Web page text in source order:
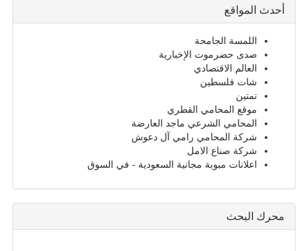
أحدث المواقع
اللمسة الجامحة
صدى حضرموت الإخبارية
العالم الاقتصادي
شات فلسطين
تمتين
موقع المحامي القطري
المحامي الشرعي ماجد العارضة
شركة المحامي رامي آل دعوش
شركة صناع الامل
اعلانات مبوبة مجانية السعودية - في السوق
محرك البحث